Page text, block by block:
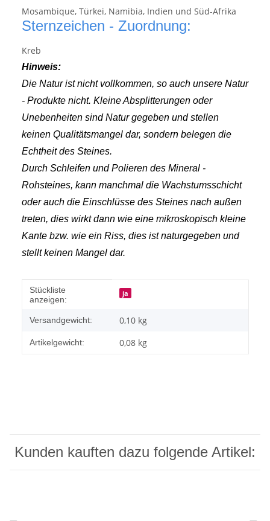
Mosambique, Türkei, Namibia, Indien und Süd-Afrika
Sternzeichen - Zuordnung:
Kreb
Hinweis:
Die Natur ist nicht vollkommen, so auch unsere Natur
- Produkte nicht. Kleine Absplitterungen oder
Unebenheiten sind Natur gegeben und stellen
keinen Qualitätsmangel dar, sondern belegen die
Echtheit des Steines.
Durch Schleifen und Polieren des Mineral -
Rohsteines, kann manchmal die Wachstumsschicht
oder auch die Einschlüsse des Steines nach außen
treten, dies wirkt dann wie eine mikroskopisch kleine
Kante bzw. wie ein Riss, dies ist naturgegeben und
stellt keinen Mangel dar.
Produkteigenschaft
Wert
Stückliste
anzeigen:
ja
Versandgewicht: 0,10 kg
Artikelgewicht: 0,08 kg
Kunden kauften dazu folgende Artikel: